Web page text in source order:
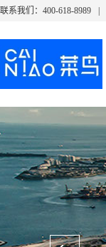
联系我们：400-618-8989